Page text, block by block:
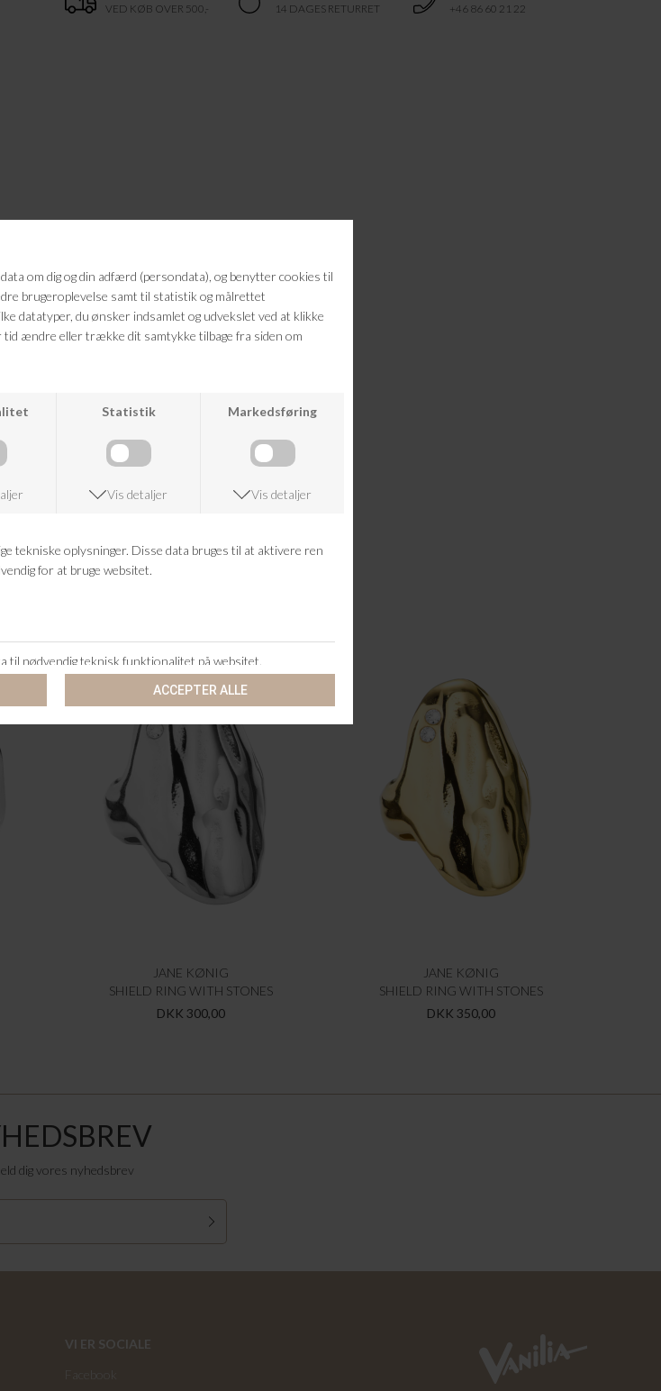
VED KØB OVER 500,-
14 DAGES RETURRET
+46 86 60 21 22
KØBTE OGSÅ
JANE KØNIG
SHIELD RING WITH STONES
DKK 300,00
JANE KØNIG
SHIELD RING WITH STONES
DKK 350,00
dig vores nyhedsbrev
VI ER SOCIALE